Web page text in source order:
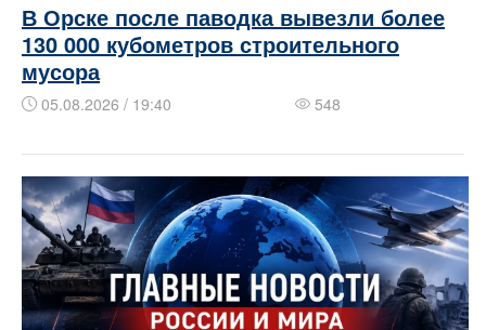
В Орске после паводка вывезли более
130 000 кубометров строительного
мусора
05.08.2026 / 19:40 548